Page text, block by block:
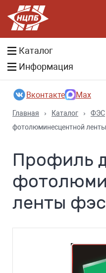
Каталог
Информация
Вконтакте Max
Главная › Каталог › ФЭС
фотолюминесцентной ленты
Профиль
ленты фэс